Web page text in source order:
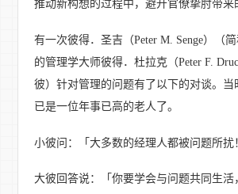
推动新构想的过程中，避开官僚挚肘带来
有一次彼得．圣吉（Peter M. Senge）（
的管理学大师彼得．杜拉克（Peter F.
彼）针对管理的问题有了以下的对谈。当
已是一位年事已高的老人了。
小彼问：「大多数的经理人都被问题所扰
大彼回答说：「你要学会与问题共同生活